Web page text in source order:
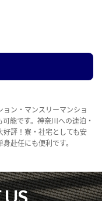
ン・マンスリーマンショ
能です。神奈川への連泊・
好評！寮・社宅としても安
赴任にも便利です。